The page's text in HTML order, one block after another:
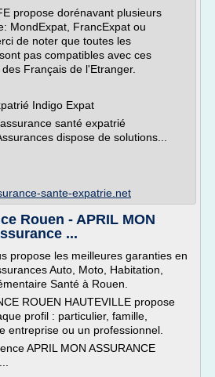
propose dorénavant plusieurs
MondExpat, FrancExpat ou
de noter que toutes les
pas compatibles avec ces
Français de l'Etranger.
Indigo Expat
santé expatrié
dispose de solutions...
sante-expatrie.net
Rouen - APRIL MON
...
propose les meilleures garanties en
Auto, Moto, Habitation,
Santé à Rouen.
ROUEN HAUTEVILLE propose
profil : particulier, famille,
entreprise ou un professionnel.
APRIL MON ASSURANCE